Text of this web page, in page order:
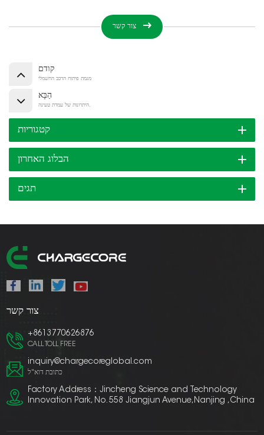
צור קשר
קודם
מגמת פיתוח הרכב החשמלי
הַבָּא
קטגוריות
הבלוג האחרון
תגים
צור קשר
+8613770626876
CALL TOLL FREE
inquiry@chargecoreglobal.com
כתובת דוא"ל
Factory Address：Jincheng Science and Technology
Innovation Park, No. 558 Jiangjun Avenue,Nanjing ,China